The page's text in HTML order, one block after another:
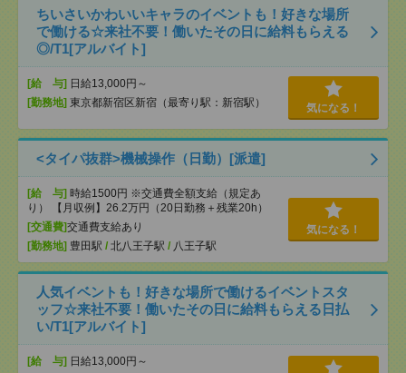
ちいさいかわいいキャラのイベントも！好きな場所
で働ける☆来社不要！働いたその日に給料もらえる
◎/T1[アルバイト]
[給 与] 日給13,000円～
[勤務地] 東京都新宿区新宿（最寄り駅：新宿駅） 気になる！
<タイパ抜群>機械操作（日勤）[派遣]
[給 与] 時給1500円 ※交通費全額支給（規定あ
り） 【月収例】26.2万円（20日勤務＋残業20h）
[交通費]交通費支給あり
[勤務地] 豊田駅 / 北八王子駅 / 八王子駅
気になる！
人気イベントも！好きな場所で働けるイベントスタ
ッフ☆来社不要！働いたその日に給料もらえる日払
い/T1[アルバイト]
[給 与] 日給13,000円～